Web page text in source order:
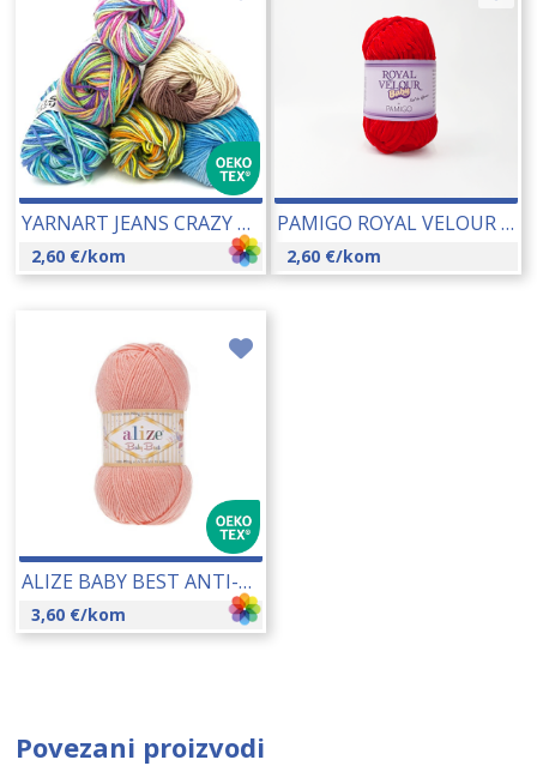
YARNART JEANS CRAZY 50 GR 24082
2,60 €/kom
PAMIGO ROYAL VELOUR BABY 50 GR 26066-112
2,60 €/kom
ALIZE BABY BEST ANTI-PILLING 100 GR 19181
3,60 €/kom
Povezani proizvodi